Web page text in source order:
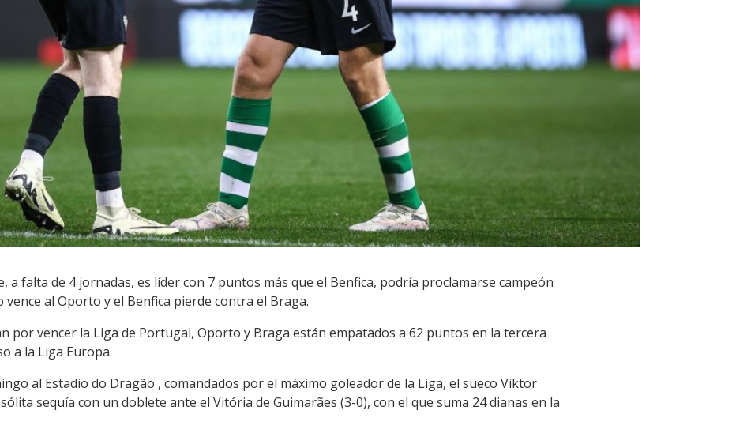
a falta de 4 jornadas, es líder con 7 puntos más que el Benfica, podría proclamarse campeón
vence al Oporto y el Benfica pierde contra el Braga.
por vencer la Liga de Portugal, Oporto y Braga están empatados a 62 puntos en la tercera
a la Liga Europa.
al Estadio do Dragão , comandados por el máximo goleador de la Liga, el sueco Viktor
sequía con un doblete ante el Vitória de Guimarães (3-0), con el que suma 24 dianas en la